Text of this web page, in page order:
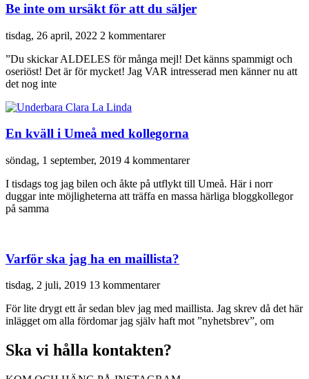
Be inte om ursäkt för att du säljer
tisdag, 26 april, 2022 2 kommentarer
”Du skickar ALDELES för många mejl! Det känns spammigt och
oseriöst! Det är för mycket! Jag VAR intresserad men känner nu att
det nog inte
En kväll i Umeå med kollegorna
söndag, 1 september, 2019 4 kommentarer
I tisdags tog jag bilen och åkte på utflykt till Umeå. Här i norr
duggar inte möjligheterna att träffa en massa härliga bloggkollegor
på samma
Varför ska jag ha en maillista?
tisdag, 2 juli, 2019 13 kommentarer
För lite drygt ett år sedan blev jag med maillista. Jag skrev då det här
inlägget om alla fördomar jag själv haft mot ”nyhetsbrev”, om
Ska vi hålla kontakten?